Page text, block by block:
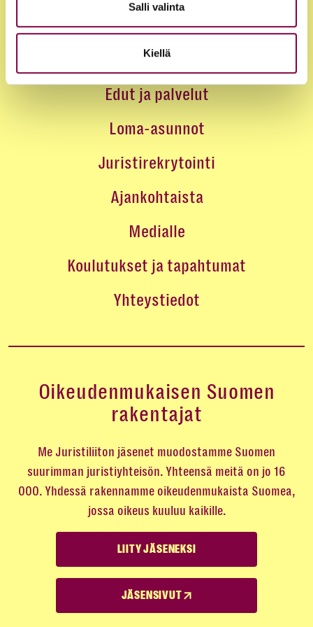
Salli valinta
Kiellä
Jäsenyys
Edut ja palvelut
Loma-asunnot
Juristirekrytointi
Ajankohtaista
Medialle
Koulutukset ja tapahtumat
Yhteystiedot
Oikeudenmukaisen Suomen
rakentajat
Me Juristiliiton jäsenet muodostamme Suomen
suurimman juristiyhteisön. Yhteensä meitä on jo 16
000. Yhdessä rakennamme oikeudenmukaista Suomea,
jossa oikeus kuuluu kaikille.
LIITY JÄSENEKSI
JÄSENSIVUT